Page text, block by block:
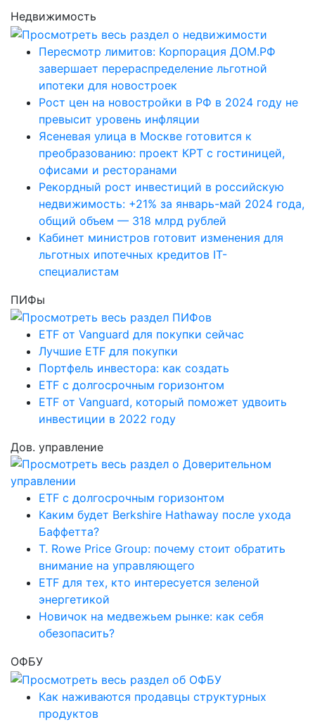
Недвижимость
Пересмотр лимитов: Корпорация ДОМ.РФ
завершает перераспределение льготной
ипотеки для новостроек
Рост цен на новостройки в РФ в 2024 году не
превысит уровень инфляции
Ясеневая улица в Москве готовится к
преобразованию: проект КРТ с гостиницей,
офисами и ресторанами
Рекордный рост инвестиций в российскую
недвижимость: +21% за январь-май 2024 года,
общий объем — 318 млрд рублей
Кабинет министров готовит изменения для
льготных ипотечных кредитов IT-
специалистам
ПИФы
ETF от Vanguard для покупки сейчас
Лучшие ETF для покупки
Портфель инвестора: как создать
ETF с долгосрочным горизонтом
ETF от Vanguard, который поможет удвоить
инвестиции в 2022 году
Дов. управление
ETF с долгосрочным горизонтом
Каким будет Berkshire Hathaway после ухода
Баффетта?
T. Rowe Price Group: почему стоит обратить
внимание на управляющего
ETF для тех, кто интересуется зеленой
энергетикой
Новичок на медвежьем рынке: как себя
обезопасить?
ОФБУ
Как наживаются продавцы структурных
продуктов